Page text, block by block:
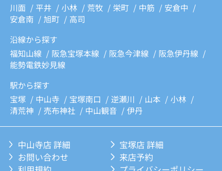
川面
平井 小林 荒牧 栄町 中筋
安倉中
安倉南
旭町
高司
沿線から探す
福知山線
阪急宝塚本線 阪急今津線
阪急伊丹線
能勢電鉄妙見線
駅から探す
宝塚
中山寺 宝塚南口 逆瀬川 山本
小林
清荒神
売布神社 中山観音 伊丹
中山寺店 詳細
宝塚店 詳細
お問い合わせ
来店予約